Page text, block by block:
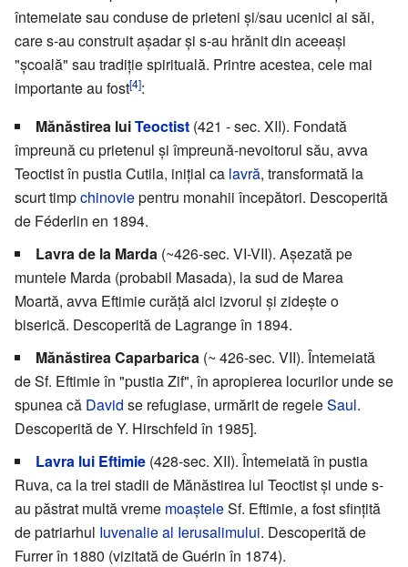
întemeiate sau conduse de prieteni și/sau ucenici ai săi,
care s-au construit așadar și s-au hrănit din aceeași
"școală" sau tradiție spirituală. Printre acestea, cele mai
importante au fost[4]:
Mănăstirea luiTeoctist (421 - sec. XII). Fondată
împreună cu prietenul și împreună-nevoitorul său, avva
Teoctist în pustia Cutila, inițial ca lavră, transformată la
scurt timpchinoviepentru monahii începători. Descoperită
de Féderlin en 1894.
Lavra de la Marda (~426-sec. VI-VII). Așezată pe
muntele Marda (probabil Masada), la sud de Marea
Moartă, avva Eftimie curăță aici izvorul și zidește o
biserică. Descoperită de Lagrange în 1894.
Mănăstirea Caparbarica (~ 426-sec. VII). Întemeiată
de Sf. Eftimie în "pustia Zif", în apropierea locurilor unde se
spunea că David se refugiase, urmărit de regeleSaul.
Descoperită de Y. Hirschfeld în 1985].
Lavra lui Eftimie (428-sec. XII). Întemeiată în pustia
Ruva, ca la trei stadii de Mănăstirea lui Teoctist și unde s-
au păstrat multă vreme moașteleSf. Eftimie, a fost sfințită
de patriarhul Iuvenalie al Ierusalimului. Descoperită de
Furrer în 1880 (vizitată de Guérin în 1874).